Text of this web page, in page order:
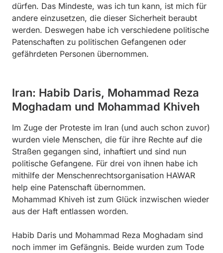
dürfen. Das Mindeste, was ich tun kann, ist mich für
andere einzusetzen, die dieser Sicherheit beraubt
werden. Deswegen habe ich verschiedene politische
Patenschaften zu politischen Gefangenen oder
gefährdeten Personen übernommen.
Iran: Habib Daris, Mohammad Reza
Moghadam und Mohammad Khiveh
Im Zuge der Proteste im Iran (und auch schon zuvor)
wurden viele Menschen, die für ihre Rechte auf die
Straßen gegangen sind, inhaftiert und sind nun
politische Gefangene. Für drei von ihnen habe ich
mithilfe der Menschenrechtsorganisation HAWAR
help eine Patenschaft übernommen.
Mohammad Khiveh ist zum Glück inzwischen wieder
aus der Haft entlassen worden.
Habib Daris und Mohammad Reza Moghadam sind
noch immer im Gefängnis. Beide wurden zum Tode